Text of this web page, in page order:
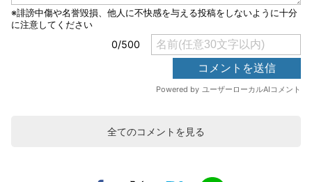
全てのコメントを見る